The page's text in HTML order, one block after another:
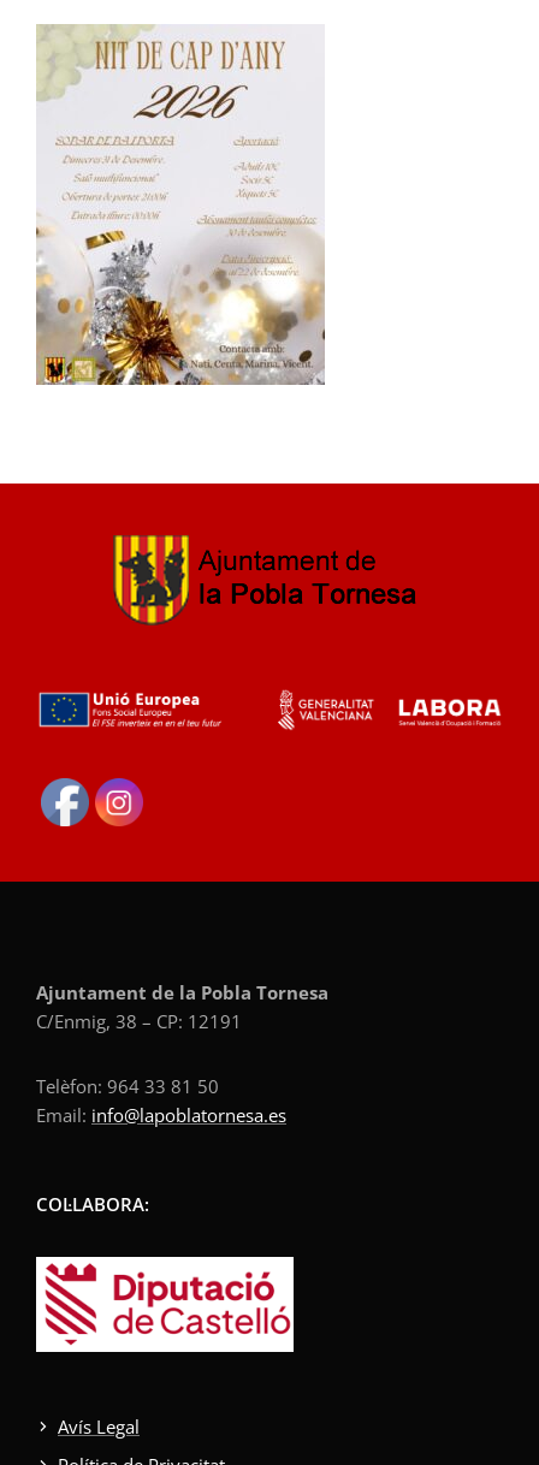
Ajuntament de la Pobla Tornesa
C/Enmig, 38 – CP: 12191
Telèfon: 964 33 81 50
Email: info@lapoblatornesa.es
COL·LABORA:
Avís Legal